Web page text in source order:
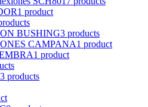
1 product
BUSHING3 products
CAMPANA1 product
1 product
3 products